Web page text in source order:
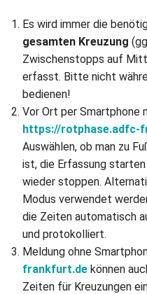
Es wird immer die
gesamten Kreuzung
Zwischenstopps auf
erfasst. Bitte nicht
bedienen!
Vor Ort per
https://rotphase.adfc-
Auswählen, ob man zu
ist, die Erfassung
wieder stoppen.
Modus verwendet
die Zeiten automatisch
und protokolliert.
Meldung ohne
frankfurt.de können
Zeiten für Kreuzungen